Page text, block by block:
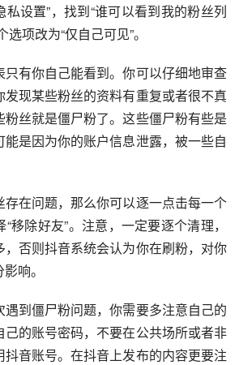
私设置”，找到“谁可以看到我的粉丝列
项改为“仅自己可见”。
只有你自己能看到。你可以仔细地审查
现某些粉丝的资料有重复或者很不真
丝就是僵尸粉了。这些僵尸粉有些是
是因为你的账户信息泄露，被一些自
在问题，那么你可以逐一点击每一个
移除好友”。注意，一定要逐个清理，
，否则抖音系统会认为你在刷粉，对你
响。
到僵尸粉问题，你需要多注意自己的
己的账号密码，不要在公共场所或者非
音账号。在抖音上发布的内容更要注